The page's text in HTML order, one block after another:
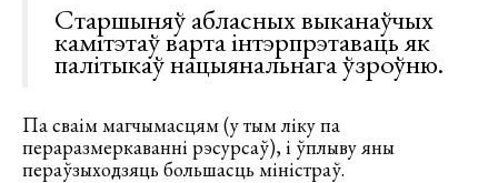
Старшыняў абласных выканаўчых
камітэтаў варта інтэрпрэтаваць як
палітыкаў нацыянальнага ўзроўню.
Па сваім магчымасцям (у тым ліку па
пераразмеркаванні рэсурсаў), і ўплыву яны
пераўзыходзяць большасць міністраў.